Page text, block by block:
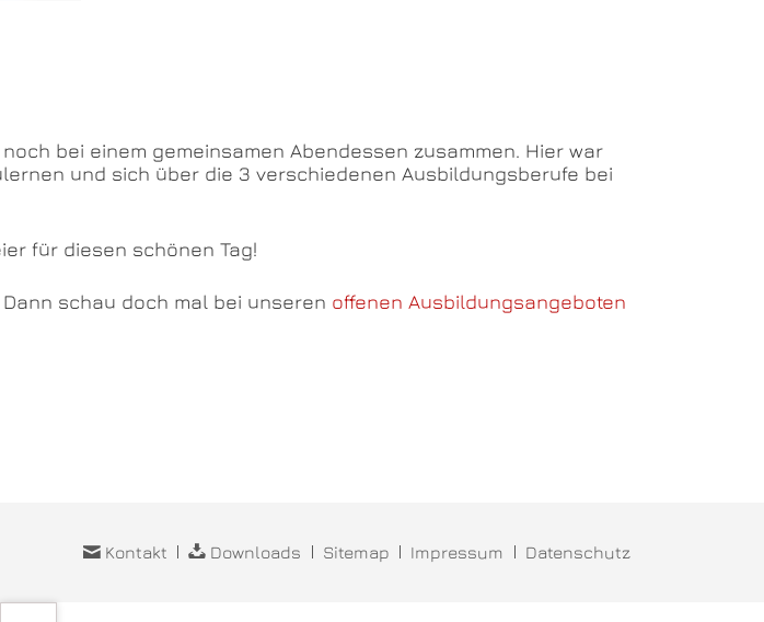
bei einem gemeinsamen Abendessen zusammen. Hier war
und sich über die 3 verschiedenen Ausbildungsberufe bei
für diesen schönen Tag!
schau doch mal bei unseren offenen Ausbildungsangeboten
Navigation
Kontakt Downloads Sitemap Impressum Datenschutz